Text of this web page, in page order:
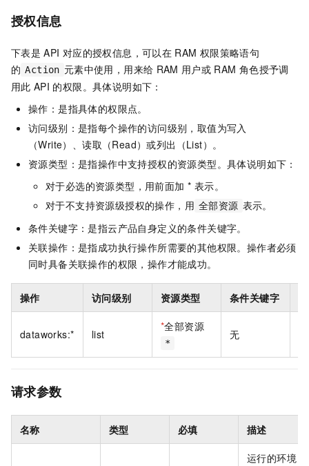
授权信息
下表是 API 对应的授权信息，可以在 RAM 权限策略语句
的 Action 元素中使用，用来给 RAM 用户或 RAM 角色授予调
用此 API 的权限。具体说明如下：
操作：是指具体的权限点。
访问级别：是指每个操作的访问级别，取值为写入
（Write）、读取（Read）或列出（List）。
资源类型：是指操作中支持授权的资源类型。具体说明如下：
对于必选的资源类型，用前面加 * 表示。
对于不支持资源级授权的操作，用 全部资源 表示。
条件关键字：是指云产品自身定义的条件关键字。
关联操作：是指成功执行操作所需要的其他权限。操作者必须
同时具备关联操作的权限，操作才能成功。
操作 访问级别 资源类型 条件关键字
dataworks:* list
*全部资源
*
无
请求参数
名称 类型 必填 描述
运行的环境